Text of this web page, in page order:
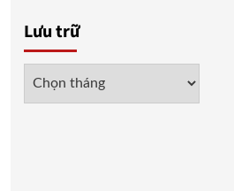
Lưu trữ